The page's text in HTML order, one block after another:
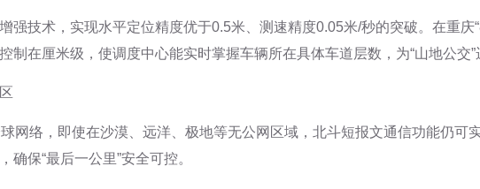
强技术，实现水平定位精度优于0.5米、测速精度0.05米/秒的突破。在重
制在厘米级，使调度中心能实时掌握车辆所在具体车道层数，为“山地公交”
网络，即使在沙漠、远洋、极地等无公网区域，北斗短报文通信功能仍
确保“最后一公里”安全可控。